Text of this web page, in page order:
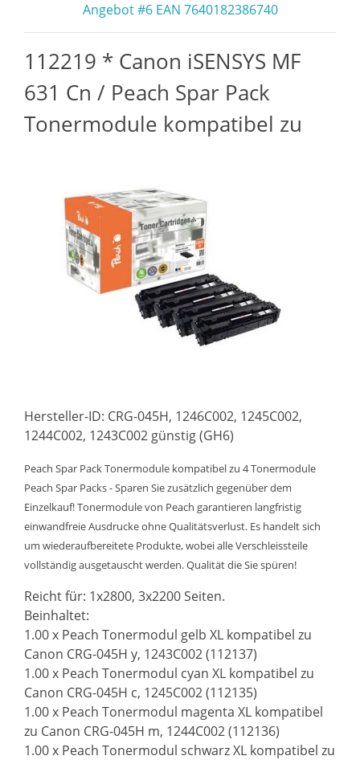
Angebot #6 EAN 7640182386740
112219 * Canon iSENSYS MF
631 Cn / Peach Spar Pack
Tonermodule kompatibel zu
Hersteller-ID: CRG-045H, 1246C002, 1245C002,
1244C002, 1243C002 günstig (GH6)
Peach Spar Pack Tonermodule kompatibel zu 4 Tonermodule
Peach Spar Packs - Sparen Sie zusätzlich gegenüber dem
Einzelkauf! Tonermodule von Peach garantieren langfristig
einwandfreie Ausdrucke ohne Qualitätsverlust. Es handelt sich
um wiederaufbereitete Produkte, wobei alle Verschleissteile
vollständig ausgetauscht werden. Qualität die Sie spüren!
Reicht für: 1x2800, 3x2200 Seiten.
Beinhaltet:
1.00 x Peach Tonermodul gelb XL kompatibel zu
Canon CRG-045H y, 1243C002 (112137)
1.00 x Peach Tonermodul cyan XL kompatibel zu
Canon CRG-045H c, 1245C002 (112135)
1.00 x Peach Tonermodul magenta XL kompatibel
zu Canon CRG-045H m, 1244C002 (112136)
1.00 x Peach Tonermodul schwarz XL kompatibel zu